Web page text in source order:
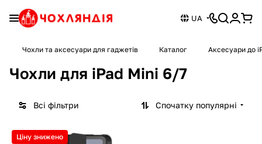
UA
Чохли та аксесуари для гаджетів Каталог Аксесуари до
Чохли для iPad Mini 6/7
Всі фільтри Спочатку популярні
Ціну знижено